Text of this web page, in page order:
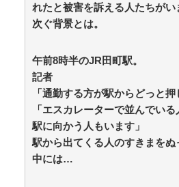
ゾッとして、ほろりとする奇妙な
【マジかよ】取引先との接待に
長「誰だね君は…」既に契約成
めMAP(総合)
NEW!
私有地に停めていた自家用車に
民が移動要求、所有者は要求に
ジに向かうと…… / anaguro - 総合
【動画】ショートスリーパー堀
にキレる / 5chまとめMAP(総合)
FGOさん、またとんでもないフ
う / 5chまとめMAP(総合)
れたと被害を訴える人たちが
次ぐ背景とは。
午前8時半のJR田町駅。
記者
「通勤する方が駅からどっと押
「エスカレーターで並んでい
駅に向かう人もいます」
駅から出てくる人のすきまをぬ
中には…